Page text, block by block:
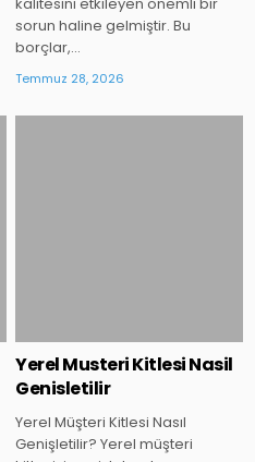
sorun haline gelmiştir. Bu
borçlar,…
Temmuz 28, 2026
Yerel Musteri Kitlesi Nasil
Genisletilir
Yerel Müşteri Kitlesi Nasıl
Genişletilir? Yerel müşteri